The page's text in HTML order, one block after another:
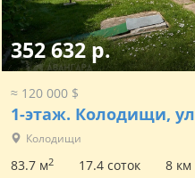
352 632 р.
≈ 120 000 $
1-этаж. Колодищи,
Колодищи
83.7 м2 17.4 соток 8